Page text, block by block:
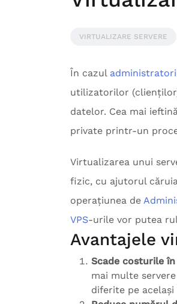
VIRTUALIZARE SERVERE
În cazul
utilizatorilor
datelor. Cea mai
private printr-un
Virtualizarea unui
fizic, cu ajutorul
operațiunea de
VPS-urile vor putea
Avantajele
Scade costurile
mai multe
diferite pe